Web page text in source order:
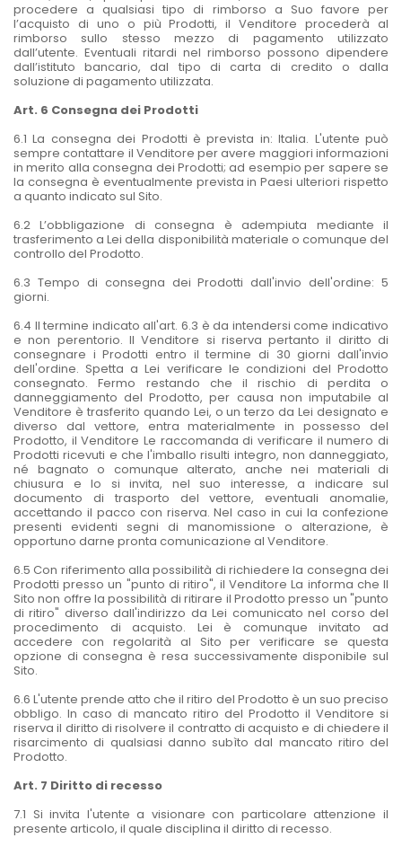
procedere a qualsiasi tipo di rimborso a Suo favore per
l’acquisto di uno o più Prodotti, il Venditore procederà al
rimborso sullo stesso mezzo di pagamento utilizzato
dall’utente. Eventuali ritardi nel rimborso possono dipendere
dall’istituto bancario, dal tipo di carta di credito o dalla
soluzione di pagamento utilizzata.
Art. 6 Consegna dei Prodotti
6.1 La consegna dei Prodotti è prevista in: Italia. L'utente può
sempre contattare il Venditore per avere maggiori informazioni
in merito alla consegna dei Prodotti; ad esempio per sapere se
la consegna è eventualmente prevista in Paesi ulteriori rispetto
a quanto indicato sul Sito.
6.2 L’obbligazione di consegna è adempiuta mediante il
trasferimento a Lei della disponibilità materiale o comunque del
controllo del Prodotto.
6.3 Tempo di consegna dei Prodotti dall'invio dell'ordine: 5
giorni.
6.4 Il termine indicato all'art. 6.3 è da intendersi come indicativo
e non perentorio. Il Venditore si riserva pertanto il diritto di
consegnare i Prodotti entro il termine di 30 giorni dall'invio
dell'ordine. Spetta a Lei verificare le condizioni del Prodotto
consegnato. Fermo restando che il rischio di perdita o
danneggiamento del Prodotto, per causa non imputabile al
Venditore è trasferito quando Lei, o un terzo da Lei designato e
diverso dal vettore, entra materialmente in possesso del
Prodotto, il Venditore Le raccomanda di verificare il numero di
Prodotti ricevuti e che l'imballo risulti integro, non danneggiato,
né bagnato o comunque alterato, anche nei materiali di
chiusura e lo si invita, nel suo interesse, a indicare sul
documento di trasporto del vettore, eventuali anomalie,
accettando il pacco con riserva. Nel caso in cui la confezione
presenti evidenti segni di manomissione o alterazione, è
opportuno darne pronta comunicazione al Venditore.
6.5 Con riferimento alla possibilità di richiedere la consegna dei
Prodotti presso un "punto di ritiro", il Venditore La informa che Il
Sito non offre la possibilità di ritirare il Prodotto presso un "punto
di ritiro" diverso dall'indirizzo da Lei comunicato nel corso del
procedimento di acquisto. Lei è comunque invitato ad
accedere con regolarità al Sito per verificare se questa
opzione di consegna è resa successivamente disponibile sul
Sito.
6.6 L'utente prende atto che il ritiro del Prodotto è un suo preciso
obbligo. In caso di mancato ritiro del Prodotto il Venditore si
riserva il diritto di risolvere il contratto di acquisto e di chiedere il
risarcimento di qualsiasi danno subìto dal mancato ritiro del
Prodotto.
Art. 7 Diritto di recesso
7.1 Si invita l'utente a visionare con particolare attenzione il
presente articolo, il quale disciplina il diritto di recesso.